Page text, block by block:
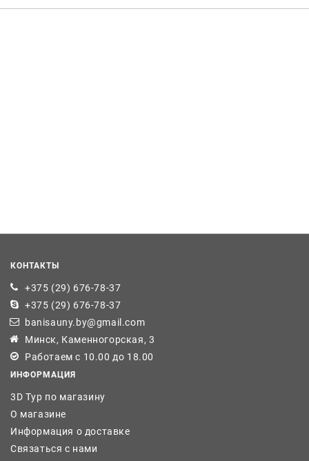
КОНТАКТЫ
+375 (29) 676-78-37
+375 (29) 676-78-37
banisauny.by@gmail.com
Минск, Каменногорская, 3
Работаем с 10.00 до 18.00
ИНФОРМАЦИЯ
3D Тур по магазину
О магазине
Информация о доставке
Связаться с нами